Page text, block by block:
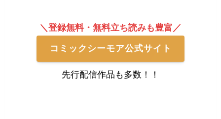
＼登録無料・無料立ち読みも豊富／
コミックシーモア公式サイト
先行配信作品も多数！！